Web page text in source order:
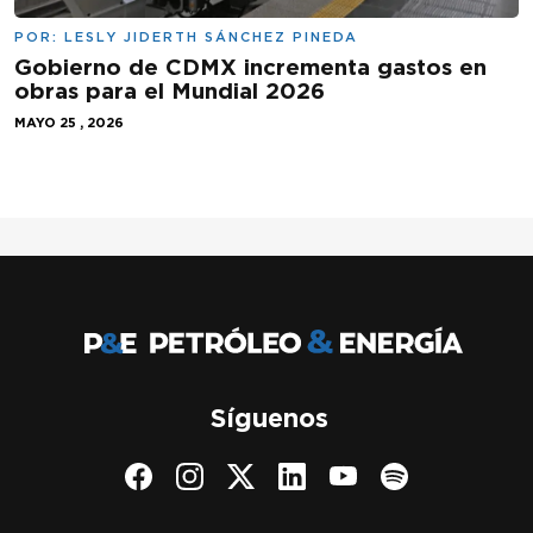
POR: LESLY JIDERTH SÁNCHEZ PINEDA
Gobierno de CDMX incrementa gastos en
obras para el Mundial 2026
MAYO 25 , 2026
Síguenos